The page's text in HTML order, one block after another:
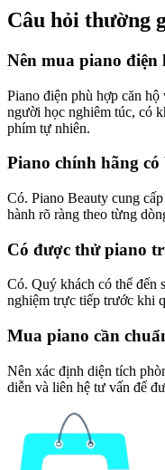
Câu hỏi thường
Nên mua piano điện
Piano điện phù hợp căn
người học nghiêm túc, có
phím tự nhiên.
Piano chính hãng
Có. Piano Beauty cung
hành rõ ràng theo từng
Có được thử piano
Có. Quý khách có thể đến
nghiệm trực tiếp trước khi
Mua piano cần
Nên xác định diện tích
diễn và liên hệ tư vấn để